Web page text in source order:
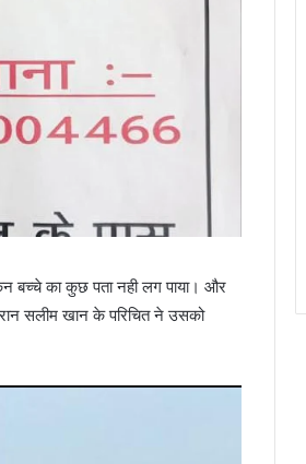
बच्चे का कुछ पता नही लग पाया। और
सलीम खान के परिचित ने उसको